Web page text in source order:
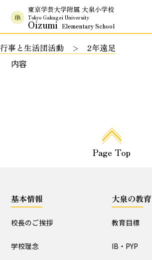
東京学芸大学附属 大泉小学校
Tokyo Gakugei University
Oizumi Elementary School
お問合せ アクセス
学校理念
基本情報
行事と生活団活動
2年遠足
内容
Page Top
基本情報
校長のご挨拶
学校理念
大泉の教育
教育目標
IB・PYP